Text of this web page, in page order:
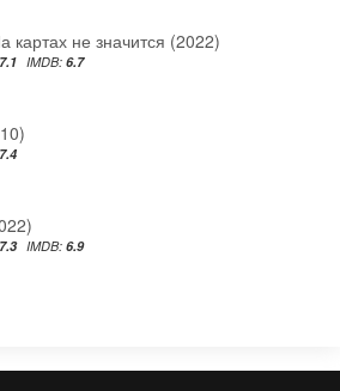
картах не значится (2022)
7.1 IMDB: 6.7
7.4
7.3 IMDB: 6.9